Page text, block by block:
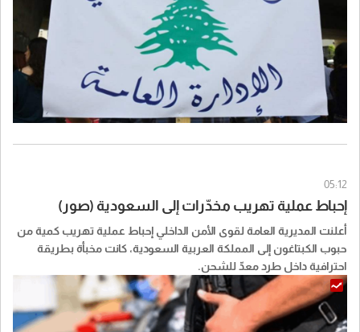
05:12
إحباط عملية تهريب مخدّرات إلى السعودية (صور)
أعلنت المديرية العامة لقوى الأمن الداخلي إحباط عملية تهريب كمية من
حبوب الكبتاغون إلى المملكة العربية السعودية، كانت مخبأة بطريقة
احترافية داخل طرد معدّ للشحن.